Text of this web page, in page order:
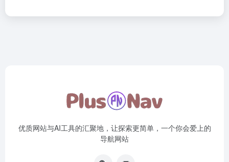
优质网站与AI工具的汇聚地，让探索更简单，一个你会爱上的
导航网站